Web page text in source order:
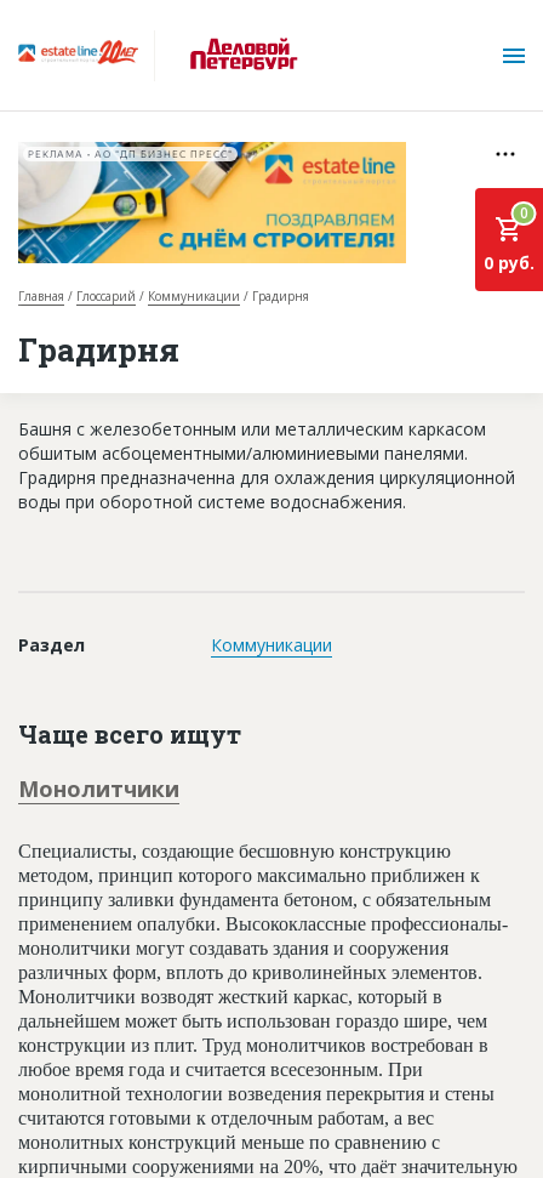
О проекте
База строящихся объектов
Инвестпроекты
Глоссарий
Пресс-релизы
Контакты
Личный кабинет
РЕКЛАМА • АО "ДП БИЗНЕС ПРЕСС"
Главная Глоссарий Коммуникации Градирня
Градирня
0
0 руб.
Башня с железобетонным или металлическим каркасом
обшитым асбоцементными/алюминиевыми панелями.
Градирня предназначенна для охлаждения циркуляционной
воды при оборотной системе водоснабжения.
Раздел Коммуникации
Чаще всего ищут
Монолитчики
Специалисты, создающие бесшовную конструкцию
методом, принцип которого максимально приближен к
принципу заливки фундамента бетоном, с обязательным
применением опалубки. Высококлассные профессионалы-
монолитчики могут создавать здания и сооружения
различных форм, вплоть до криволинейных элементов.
Монолитчики возводят жесткий каркас, который в
дальнейшем может быть использован гораздо шире, чем
конструкции из плит. Труд монолитчиков востребован в
любое время года и считается всесезонным. При
монолитной технологии возведения перекрытия и стены
считаются готовыми к отделочным работам, а вес
монолитных конструкций меньше по сравнению с
кирпичными сооружениями на 20%, что даёт значительную